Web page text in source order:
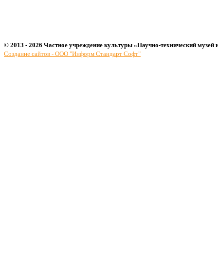
© 2013 - 2026 Частное учреждение культуры «Научно-технический музей
Создание сайтов - ООО "Информ Стандарт Софт"